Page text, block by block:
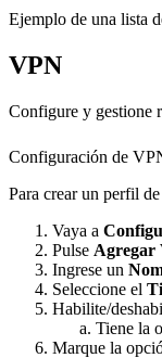
Ejemplo de una lista
VPN
Configure y gestione
Configuración de
Para crear un perfil
Vaya a
Pulse Agregar
Ingrese un
Seleccione el
Habilite/
Tiene la
Marque la